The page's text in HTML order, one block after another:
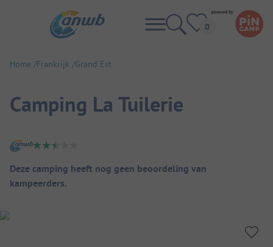
Home Frankrijk Grand Est
Camping La Tuilerie
Camping overzicht
Deze camping heeft nog geen beoordeling van
kampeerders.